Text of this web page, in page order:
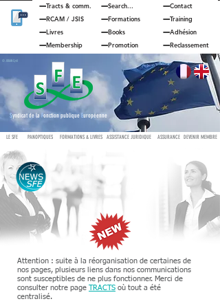
Tracts & comm.
RCAM / JSIS
Livres
Membership
Search...
Formations
Books
Promotion
Contact
Training
Adhésion
Reclassement
© JOUAN Cyril
Syndicat de laFonction publique Européenne
LE SFE PANOPTIQUES FORMATIONS & LIVRES ASSISTANCE JURIDIQUE ASSURANCE DEVENIR MEMBRE
Attention : suite à la réorganisation de certaines de
nos pages, plusieurs liens dans nos communications
sont susceptibles de ne plus fonctionner. Merci de
consulter notre page TRACTS où tout a été
centralisé.